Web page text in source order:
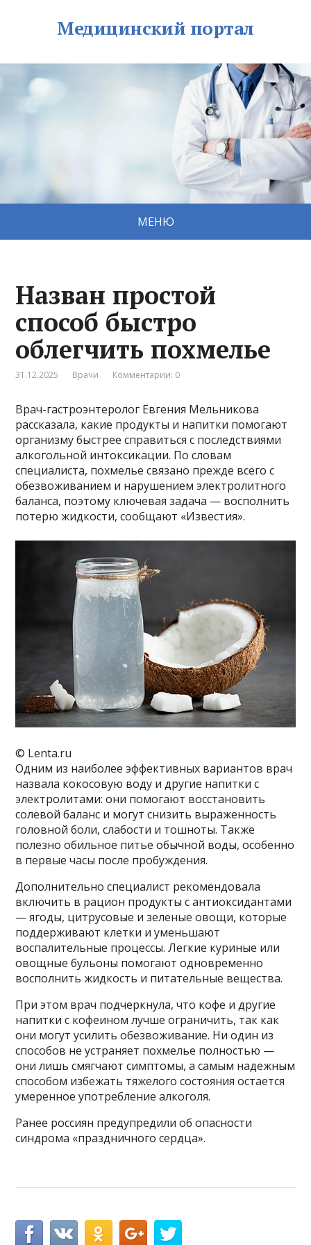
Медицинский портал
МЕНЮ
Назван простой
способ быстро
облегчить похмелье
31.12.2025 Врачи Комментарии: 0
Врач-гастроэнтеролог Евгения Мельникова
рассказала, какие продукты и напитки помогают
организму быстрее справиться с последствиями
алкогольной интоксикации. По словам
специалиста, похмелье связано прежде всего с
обезвоживанием и нарушением электролитного
баланса, поэтому ключевая задача — восполнить
потерю жидкости, сообщают «Известия».
© Lenta.ru
Одним из наиболее эффективных вариантов врач
назвала кокосовую воду и другие напитки с
электролитами: они помогают восстановить
солевой баланс и могут снизить выраженность
головной боли, слабости и тошноты. Также
полезно обильное питье обычной воды, особенно
в первые часы после пробуждения.
Дополнительно специалист рекомендовала
включить в рацион продукты с антиоксидантами
— ягоды, цитрусовые и зеленые овощи, которые
поддерживают клетки и уменьшают
воспалительные процессы. Легкие куриные или
овощные бульоны помогают одновременно
восполнить жидкость и питательные вещества.
При этом врач подчеркнула, что кофе и другие
напитки с кофеином лучше ограничить, так как
они могут усилить обезвоживание. Ни один из
способов не устраняет похмелье полностью —
они лишь смягчают симптомы, а самым надежным
способом избежать тяжелого состояния остается
умеренное употребление алкоголя.
Ранее россиян предупредили об опасности
синдрома «праздничного сердца».